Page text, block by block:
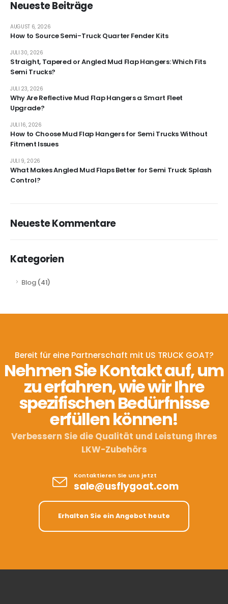
Neueste Beiträge
How to Source Semi-Truck Quarter Fender Kits
AUGUST 6, 2026
Straight, Tapered or Angled Mud Flap Hangers: Which Fits
Semi Trucks?
JULI 30, 2026
Why Are Reflective Mud Flap Hangers a Smart Fleet
Upgrade?
JULI 23, 2026
How to Choose Mud Flap Hangers for Semi Trucks Without
Fitment Issues
JULI 16, 2026
What Makes Angled Mud Flaps Better for Semi Truck Splash
Control?
JULI 9, 2026
Neueste Kommentare
Kategorien
Blog(41)
Bereit für eine Partnerschaft mit US TRUCK GOAT?
Nehmen Sie Kontakt auf, um
zu erfahren, wie wir Ihre
spezifischen Bedürfnisse
erfüllen können!
Verbessern Sie die Qualität und Leistung Ihres
LKW-Zubehörs
Kontaktieren Sie uns jetzt
sale@usflygoat.com
Erhalten Sie ein Angebot heute